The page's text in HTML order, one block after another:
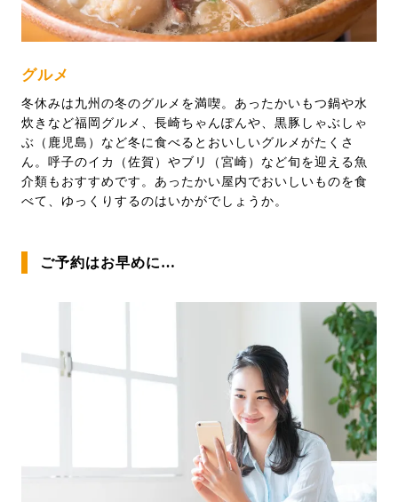
グルメ
冬休みは九州の冬のグルメを満喫。あったかいもつ鍋や水
炊きなど福岡グルメ、長崎ちゃんぽんや、黒豚しゃぶしゃ
ぶ（鹿児島）など冬に食べるとおいしいグルメがたくさ
ん。呼子のイカ（佐賀）やブリ（宮崎）など旬を迎える魚
介類もおすすめです。あったかい屋内でおいしいものを食
べて、ゆっくりするのはいかがでしょうか。
ご予約はお早めに…